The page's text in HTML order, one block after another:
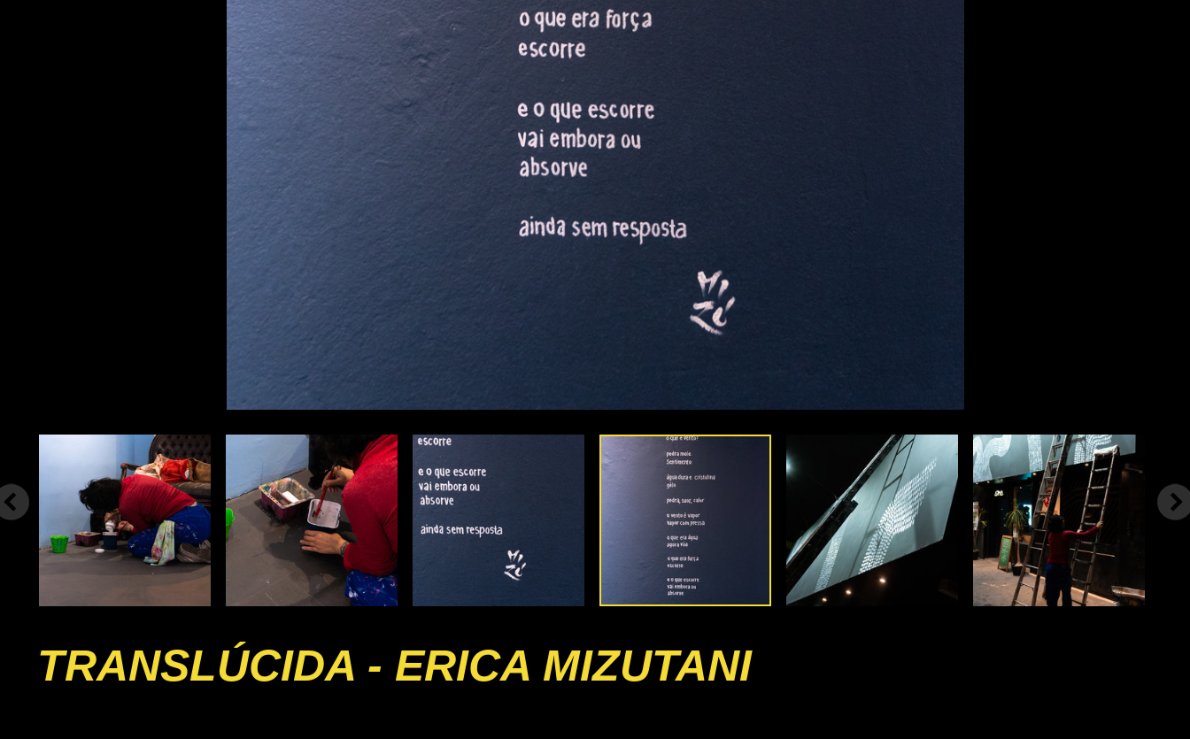
TRANSLÚCIDA - ERICA MIZUTANI